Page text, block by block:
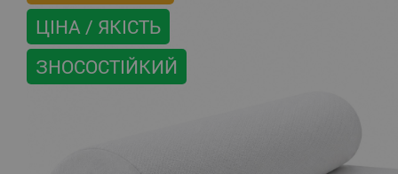
ЦІНА / ЯКІСТЬ
ЗНОСОСТІЙКИЙ